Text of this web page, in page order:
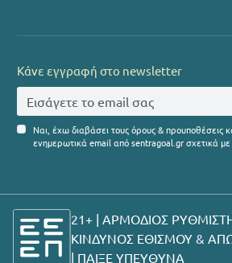
Κάνε εγγραφή στο newsletter
Ναι, έχω διαβάσει τους όρους & προυποθέσεις
ενημερωτικά email από sentragoal.gr σχετικά
21+ | ΑΡΜΟΔΙΟΣ
ΚΙΝΔΥΝΟΣ ΕΘΙΣΜΟΥ &
| ΠΑΙΞΕ ΥΠΕΥΘΥΝΑ